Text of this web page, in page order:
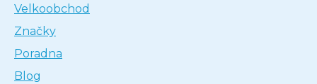
Velkoobchod
Značky
Poradna
Blog